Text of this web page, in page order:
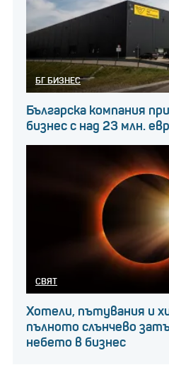
БГ БИЗНЕС
Българска компания
бизнес с над 23 млн.
СВЯТ
Хотели, пътувания и
пълното слънчево
небето в бизнес